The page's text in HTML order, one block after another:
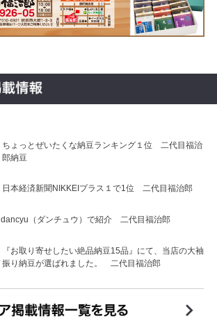
ちょっとぜいたくな納豆ランキング１位 二代目福治
郎納豆
日本経済新聞NIKKEIプラス１で1位 二代目福治郎
dancyu（ダンチュウ）で紹介 二代目福治郎
『お取り寄せしたい絶品納豆15品』にて、当店の大袖
振り納豆が選ばれました。 二代目福治郎